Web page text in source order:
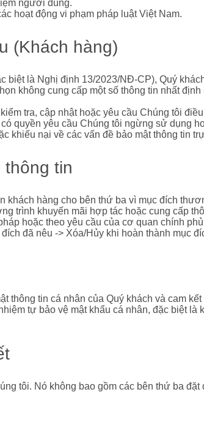
người dùng.
hoạt động vi phạm pháp luật Việt Nam.
(Khách hàng)
biệt là Nghị định 13/2023/NĐ-CP), Quý
không cung cấp một số thông tin nhất
tra, cập nhật hoặc yêu cầu Chúng tôi
quyền yêu cầu Chúng tôi ngừng sử dụng
khiếu nại về các vấn đề bảo mật thông tin
tin
khách hàng cho bên thứ ba vì mục đích
trình khuyến mãi hợp tác hoặc cung cấp
hoặc theo yêu cầu của cơ quan chính
đã nêu -> Xóa/Hủy khi hoàn thành mục
thông tin cá nhân của Quý khách và cam
tự bảo vệ mật khẩu cá nhân, đặc biệt
tôi. Nó không bao gồm các bên thứ ba